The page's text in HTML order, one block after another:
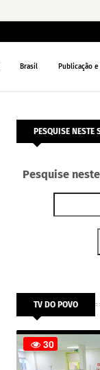
Brasil Publicação
PESQUISE NESTE
Pesquise
TV DO POVO